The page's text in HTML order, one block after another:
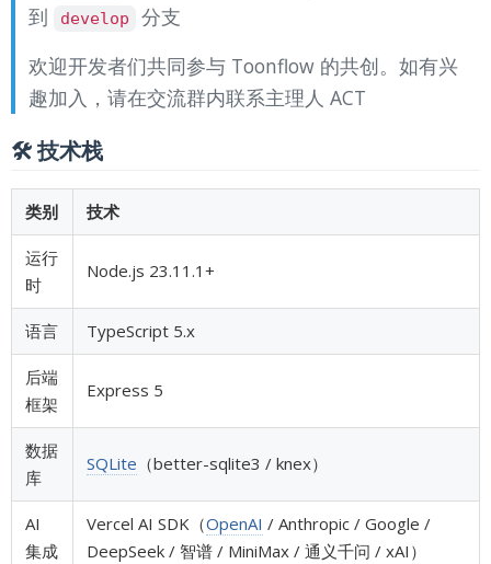
到
develop
分支
欢迎开发者们共同参与 Toonflow 的共创。如有兴
趣加入，请在交流群内联系主理人 ACT
🛠️ 技术栈
类别 技术
运行
时
Node.js 23.11.1+
语言 TypeScript 5.x
后端
框架
Express 5
数据
库
SQLite （better-sqlite3 / knex）
AI
集成
Vercel AI SDK（OpenAI / Anthropic / Google /
DeepSeek / 智谱 / MiniMax / 通义千问 / xAI）